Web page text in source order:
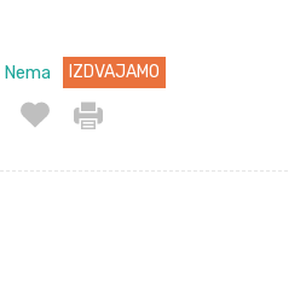
Nema IZDVAJAMO